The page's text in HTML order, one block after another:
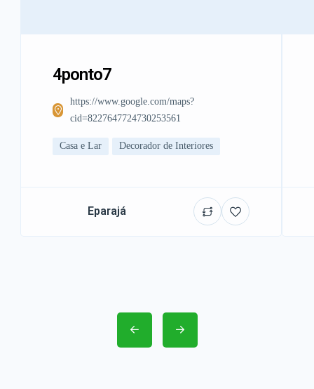
4ponto7
https://www.google.com/maps?
cid=8227647724730253561
Casa e Lar Decorador de Interiores
Eparajá